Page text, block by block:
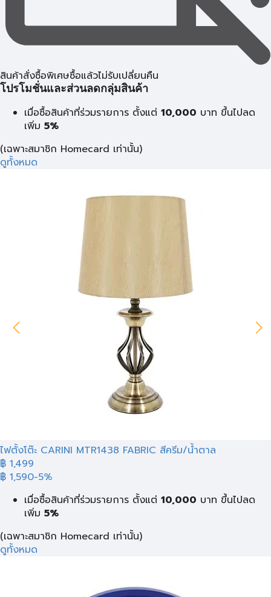
สินค้าสั่งซื้อพิเศษซื้อแล้วไม่รับเปลี่ยนคืน
โปรโมชั่นและส่วนลดกลุ่มสินค้า
เมื่อซื้อสินค้าที่ร่วมรายการ ตั้งแต่ 10,000 บาท ขึ้นไปลด
เพิ่ม 5%
(เฉพาะสมาชิก Homecard เท่านั้น)
ดูทั้งหมด
ไฟตั้งโต๊ะ CARINI MTR1438 FABRIC สีครีม/น้ำตาล
฿ 1,499
฿ 1,590-5%
เมื่อซื้อสินค้าที่ร่วมรายการ ตั้งแต่ 10,000 บาท ขึ้นไปลด
เพิ่ม 5%
(เฉพาะสมาชิก Homecard เท่านั้น)
ดูทั้งหมด